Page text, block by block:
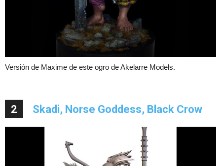
Versión de Maxime de este ogro de Akelarre Models.
2 Skadi, Norse Goddess, Black Crow